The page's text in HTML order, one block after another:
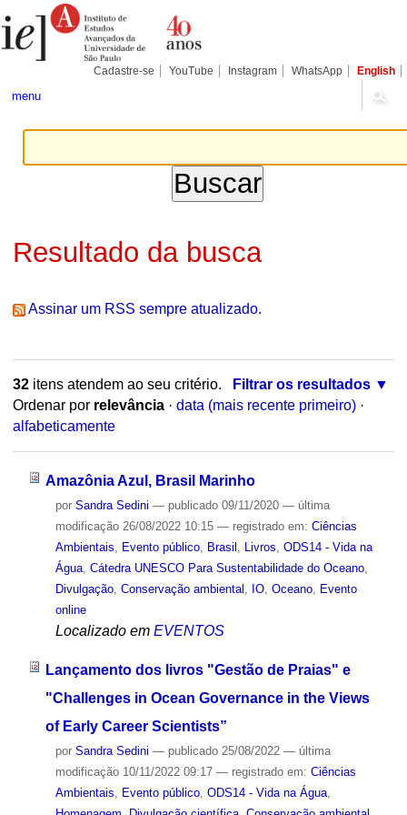
para
conteúdo.
Pessoais
Cadastre-se YouTube Instagram WhatsApp English
menu
Resultado da busca
Assinar um RSS sempre atualizado.
32itens atendem ao seu critério.
Filtrar os resultados
Ordenar por relevância · data (mais recente primeiro) ·
alfabeticamente
Amazônia Azul, Brasil Marinho
por Sandra Sedini — publicado09/11/2020 — última
modificação26/08/2022 10:15 — registrado em: Ciências
Ambientais
Evento público, Brasil Livros ODS14 - Vida na
Água, Cátedra UNESCO Para Sustentabilidade do Oceano,
Divulgação, Conservação ambiental IO, Oceano,
Evento
online
Localizado em EVENTOS
Lançamento dos livros "Gestão de Praias" e
"Challenges in Ocean Governance in the Views
of Early Career Scientists”
por Sandra Sedini — publicado25/08/2022 — última
modificação10/11/2022 09:17 — registrado em: Ciências
Ambientais
Evento público, ODS14 - Vida na Água,